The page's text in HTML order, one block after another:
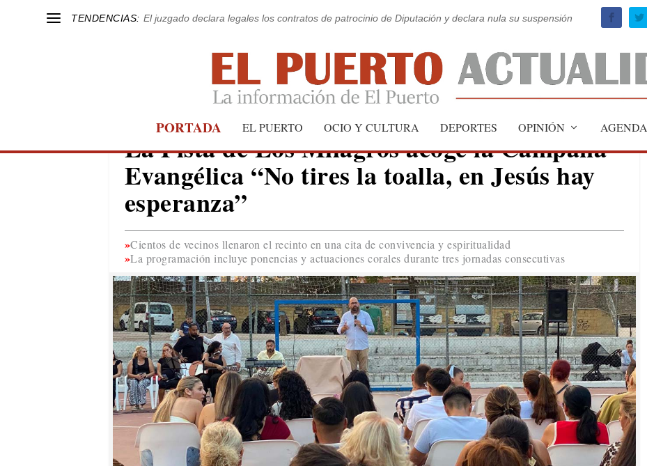
TENDENCIAS: El juzgado declara legales los contratos de patrocinio de Diputación y declara nula su suspensión
PORTADA EL PUERTO OCIO Y CULTURA DEPORTES OPINIÓN AGENDA
EL PUERTO
La Pista de Los Milagros acoge la Campaña
Evangélica “No tires la toalla, en Jesús hay
esperanza”
Cientos de vecinos llenaron el recinto en una cita de convivencia y espiritualidad
La programación incluye ponencias y actuaciones corales durante tres jornadas consecutivas